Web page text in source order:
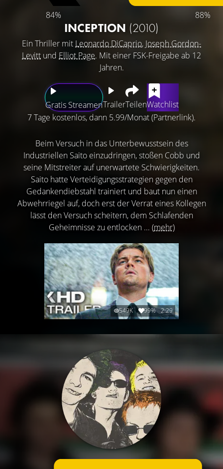
84% 88%
INCEPTION (2010)
Ein Thriller mit Leonardo DiCaprio, Joseph Gordon-
Levitt und Elliot Page. Mit einer FSK-Freigabe ab 12
Jahren.
Gratis StreamenTrailerTeilenWatchlist
7 Tage kostenlos, dann 5.99/Monat (Partnerlink).
Beim Versuch in das Unterbewusstsein des
Industriellen Saito einzudringen, stoßen Cobb und
seine Mitstreiter auf unerwartete Schwierigkeiten.
Saito hatte Verteidigungsstrategien gegen den
Gedankendiebstahl trainiert und baut nun einen
Abwehrriegel auf, doch erst der Verrat eines Kollegen
lässt den Versuch scheitern, dem Schlafenden
Geheimnisse zu entlocken ... (mehr)
549K 99% 2:29